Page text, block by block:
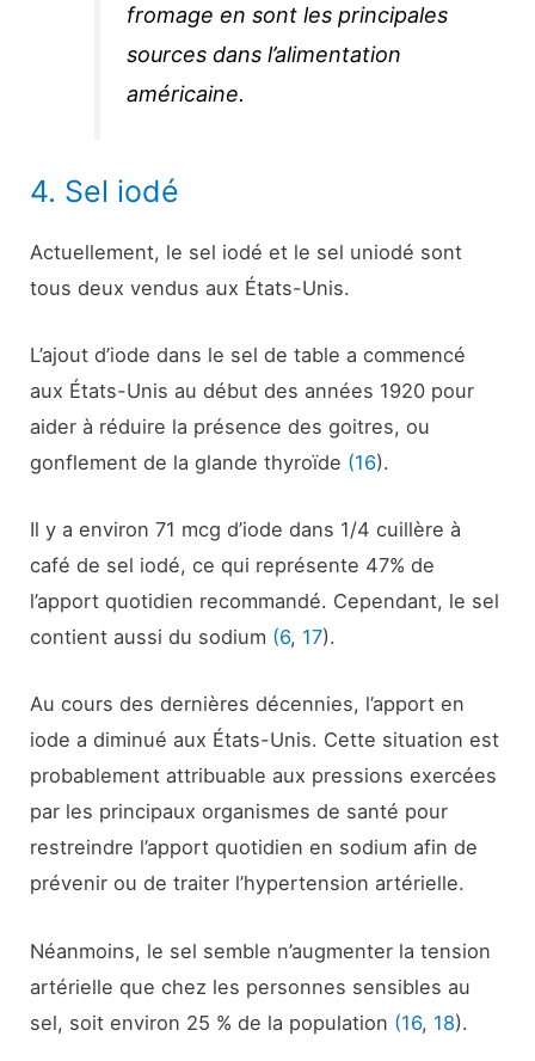
fromage en sont les principales
sources dans l’alimentation
américaine.
4. Sel iodé
Actuellement, le sel iodé et le sel uniodé sont
tous deux vendus aux États-Unis.
L’ajout d’iode dans le sel de table a commencé
aux États-Unis au début des années 1920 pour
aider à réduire la présence des goitres, ou
gonflement de la glande thyroïde (16).
Il y a environ 71 mcg d’iode dans 1/4 cuillère à
café de sel iodé, ce qui représente 47% de
l’apport quotidien recommandé. Cependant, le sel
contient aussi du sodium (6, 17).
Au cours des dernières décennies, l’apport en
iode a diminué aux États-Unis. Cette situation est
probablement attribuable aux pressions exercées
par les principaux organismes de santé pour
restreindre l’apport quotidien en sodium afin de
prévenir ou de traiter l’hypertension artérielle.
Néanmoins, le sel semble n’augmenter la tension
artérielle que chez les personnes sensibles au
sel, soit environ 25 % de la population (16, 18).